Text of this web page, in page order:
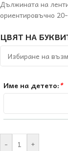
Дължината на
ориентировъчно
ЦВЯТ НА
Име на детето:*
- +